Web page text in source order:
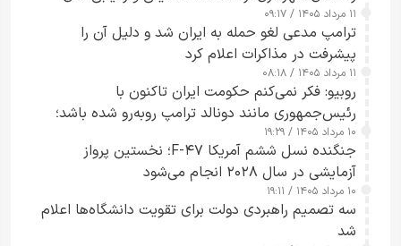
جاسوسی گفت
۱۱ مرداد ۱۴۰۵ / ۰۹:۱۷
ترامپ مدعی لغو حمله به ایران شد و دلیل آن را
پیشرفت در مذاکرات اعلام کرد
۱۱ مرداد ۱۴۰۵ / ۰۸:۱۸
روبیو: فکر نمی‌کنم حکومت ایران تاکنون با
رئیس‌جمهوری مانند دونالد ترامپ روبه‌رو شده باشد؛
کسی که واقعاً دست به اقدام می‌زند
۱۰ مرداد ۱۴۰۵ / ۱۹:۲۹
جنگنده نسل ششم آمریکا F-۴۷؛ نخستین پرواز
آزمایشی در سال ۲۰۲۸ انجام می‌شود
۱۰ مرداد ۱۴۰۵ / ۱۹:۱۱
سه تصمیم راهبردی دولت برای تقویت دانشگاه‌ها اعلام
شد